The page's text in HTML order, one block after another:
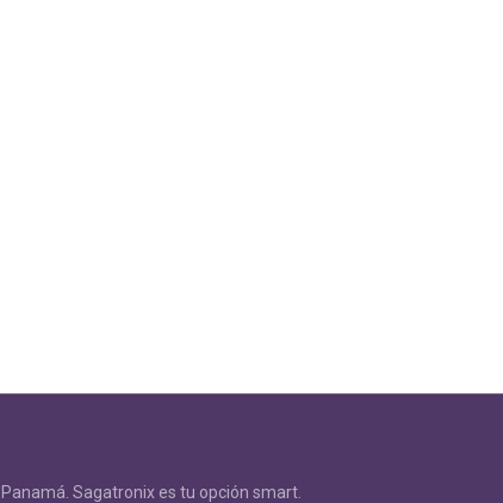
Sagatronix es tu opción smart.